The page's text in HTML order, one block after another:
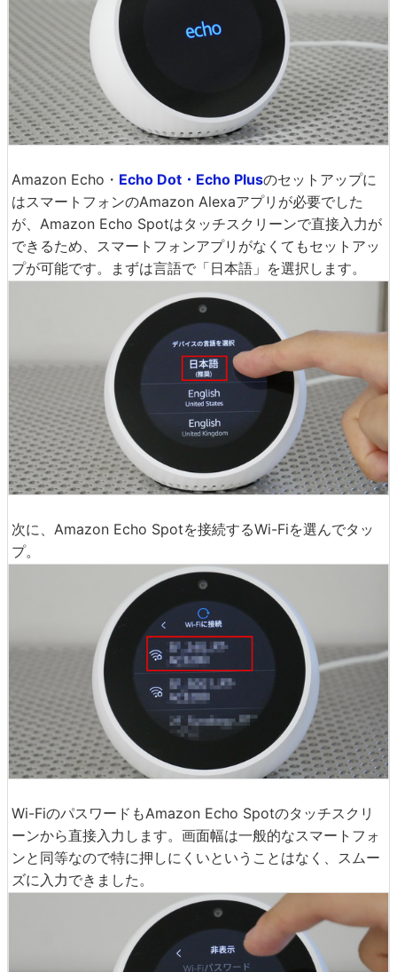
Amazon Echo・ Echo Dot・Echo Plusのセットアップに
はスマートフォンのAmazon Alexaアプリが必要でした
が、Amazon Echo Spotはタッチスクリーンで直接入力が
できるため、スマートフォンアプリがなくてもセットアッ
プが可能です。まずは言語で「日本語」を選択します。
次に、Amazon Echo Spotを接続するWi-Fiを選んでタッ
プ。
Wi-FiのパスワードもAmazon Echo Spotのタッチスクリ
ーンから直接入力します。画面幅は一般的なスマートフォ
ンと同等なので特に押しにくいということはなく、スムー
ズに入力できました。